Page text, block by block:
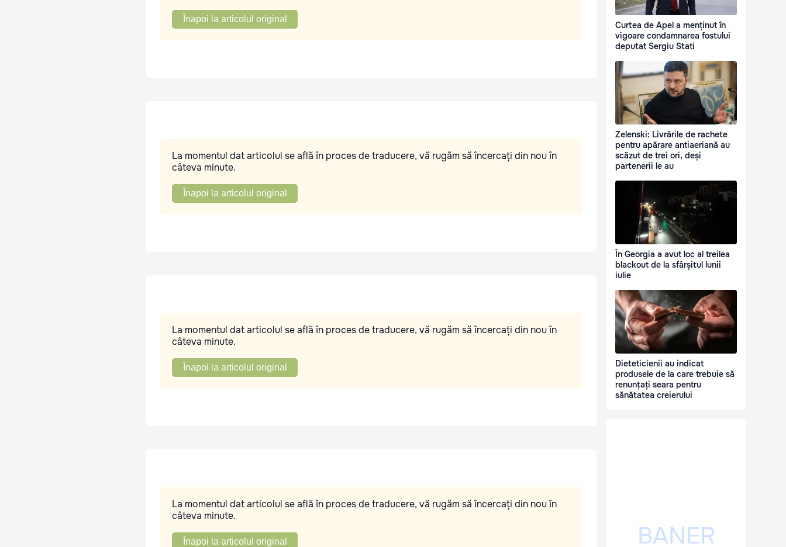
Înapoi la articolul original
La momentul dat articolul se află în proces de traducere, vă rugăm să încercați din nou în
câteva minute.
Înapoi la articolul original
La momentul dat articolul se află în proces de traducere, vă rugăm să încercați din nou în
câteva minute.
Înapoi la articolul original
La momentul dat articolul se află în proces de traducere, vă rugăm să încercați din nou în
câteva minute.
Înapoi la articolul original
Curtea de Apel a menținut în
vigoare condamnarea fostului
deputat Sergiu Stati
Zelenski: Livrările de rachete
pentru apărare antiaeriană au
scăzut de trei ori, deși
partenerii le au
În Georgia a avut loc al treilea
blackout de la sfârșitul lunii
iulie
Dieteticienii au indicat
produsele de la care trebuie să
renunțați seara pentru
sănătatea creierului